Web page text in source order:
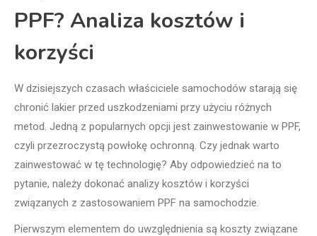
PPF? Analiza kosztów i
korzyści
W dzisiejszych czasach właściciele samochodów starają się
chronić lakier przed uszkodzeniami przy użyciu różnych
metod. Jedną z popularnych opcji jest zainwestowanie w PPF,
czyli przezroczystą powłokę ochronną. Czy jednak warto
zainwestować w tę technologię? Aby odpowiedzieć na to
pytanie, należy dokonać analizy kosztów i korzyści
związanych z zastosowaniem PPF na samochodzie.
Pierwszym elementem do uwzględnienia są koszty związane